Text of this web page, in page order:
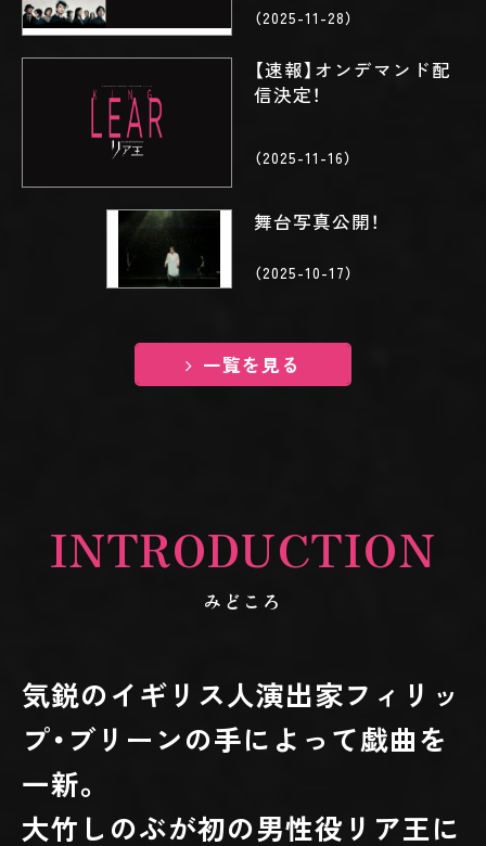
（2025-11-28）
【速報】オンデマンド配
信決定！
（2025-11-16）
舞台写真公開！
（2025-10-17）
一覧を見る
INTRODUCTION
みどころ
気鋭のイギリス人演出家フィリッ
プ・ブリーンの手によって戯曲を
一新。
大竹しのぶが初の男性役リア王に